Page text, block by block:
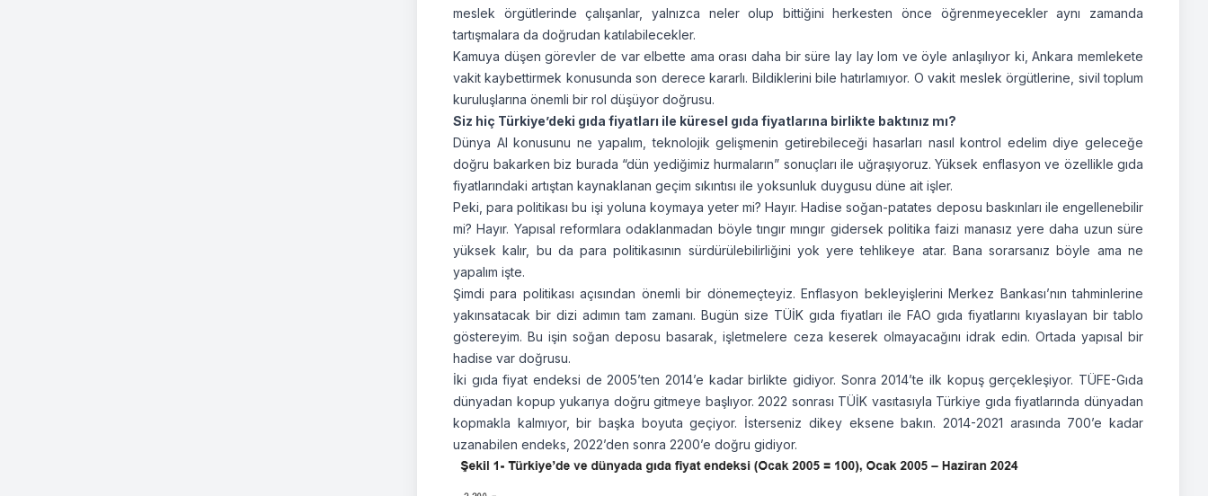
meslek örgütlerinde çalışanlar, yalnızca neler olup bittiğini herkesten önce öğrenmeyecekler aynı zamanda
tartışmalara da doğrudan katılabilecekler.
Kamuya düşen görevler de var elbette ama orası daha bir süre lay lay lom ve öyle anlaşılıyor ki, Ankara memlekete
vakit kaybettirmek konusunda son derece kararlı. Bildiklerini bile hatırlamıyor. O vakit meslek örgütlerine, sivil toplum
kuruluşlarına önemli bir rol düşüyor doğrusu.
Siz hiç Türkiye’deki gıda fiyatları ile küresel gıda fiyatlarına birlikte baktınız mı?
Dünya AI konusunu ne yapalım, teknolojik gelişmenin getirebileceği hasarları nasıl kontrol edelim diye geleceğe
doğru bakarken biz burada “dün yediğimiz hurmaların” sonuçları ile uğraşıyoruz. Yüksek enflasyon ve özellikle gıda
fiyatlarındaki artıştan kaynaklanan geçim sıkıntısı ile yoksunluk duygusu düne ait işler.
Peki, para politikası bu işi yoluna koymaya yeter mi? Hayır. Hadise soğan-patates deposu baskınları ile engellenebilir
mi? Hayır. Yapısal reformlara odaklanmadan böyle tıngır mıngır gidersek politika faizi manasız yere daha uzun süre
yüksek kalır, bu da para politikasının sürdürülebilirliğini yok yere tehlikeye atar. Bana sorarsanız böyle ama ne
yapalım işte.
Şimdi para politikası açısından önemli bir dönemeçteyiz. Enflasyon bekleyişlerini Merkez Bankası’nın tahminlerine
yakınsatacak bir dizi adımın tam zamanı. Bugün size TÜİK gıda fiyatları ile FAO gıda fiyatlarını kıyaslayan bir tablo
göstereyim. Bu işin soğan deposu basarak, işletmelere ceza keserek olmayacağını idrak edin. Ortada yapısal bir
hadise var doğrusu.
İki gıda fiyat endeksi de 2005’ten 2014’e kadar birlikte gidiyor. Sonra 2014’te ilk kopuş gerçekleşiyor. TÜFE-Gıda
dünyadan kopup yukarıya doğru gitmeye başlıyor. 2022 sonrası TÜİK vasıtasıyla Türkiye gıda fiyatlarında dünyadan
kopmakla kalmıyor, bir başka boyuta geçiyor. İsterseniz dikey eksene bakın. 2014-2021 arasında 700’e kadar
uzanabilen endeks, 2022’den sonra 2200’e doğru gidiyor.